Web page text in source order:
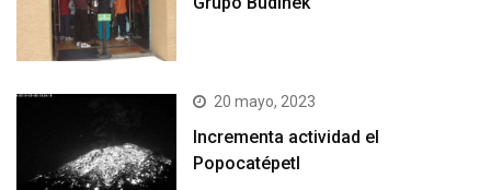
20 mayo, 2023
Incrementa actividad el
Popocatépetl